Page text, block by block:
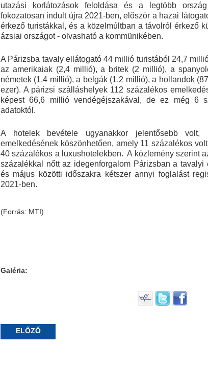
utazási korlátozások feloldása és a legtöbb
fokozatosan indult újra 2021-ben, először a hazai
érkező turistákkal, és a közelmúltban a távolról érkező
ázsiai országot - olvasható a kommünikében.
A Párizsba tavaly ellátogató 44 millió turistából 24,7
az amerikaiak (2,4 millió), a britek (2 millió), a
németek (1,4 millió), a belgák (1,2 millió), a hollandok
ezer). A párizsi szálláshelyek 112 százalékos
képest 66,6 millió vendégéjszakával, de ez még 6
adatoktól.
A hotelek bevétele ugyanakkor jelentősebb volt,
emelkedésének köszönhetően, amely 11 százalékos
40 százalékos a luxushotelekben. A közlemény szerint
százalékkal nőtt az idegenforgalom Párizsban a
és május közötti időszakra kétszer annyi foglalást
2021-ben.
(Forrás: MTI)
Galéria:
ELŐZŐ